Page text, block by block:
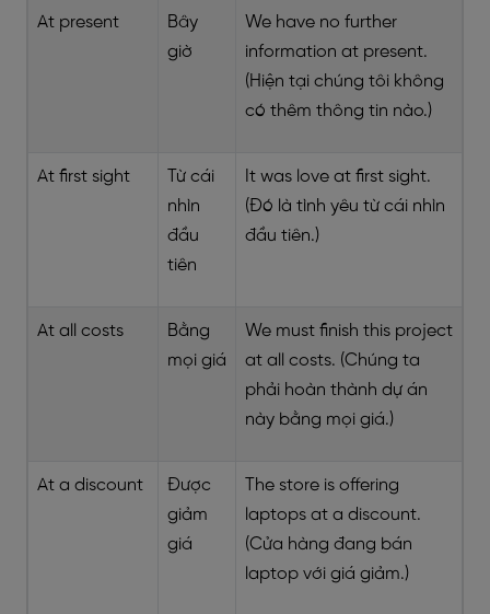
At present
Bây
giờ
We have no further
information at present.
(Hiện tại chúng tôi không
có thêm thông tin nào.)
At first sight
Từ cái
nhìn
đầu
tiên
It was love at first sight.
(Đó là tình yêu từ cái nhìn
đầu tiên.)
At all costs
Bằng
mọi giá
We must finish this project
at all costs. (Chúng ta
phải hoàn thành dự án
này bằng mọi giá.)
At a discount
Được
giảm
giá
The store is offering
laptops at a discount.
(Cửa hàng đang bán
laptop với giá giảm.)